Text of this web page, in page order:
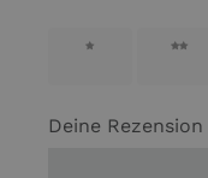
1 von
2 von
Deine Rezension